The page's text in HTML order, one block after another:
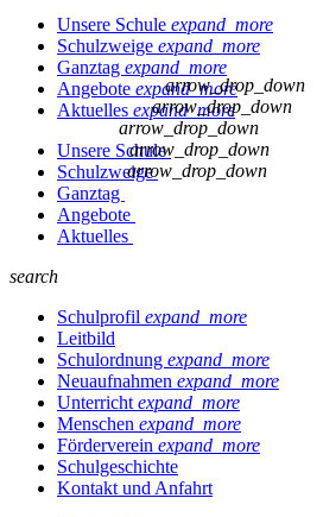
Unsere Schule expand_more
Schulzweige expand_more
Ganztag expand_more
Angebote expand_more
Aktuelles expand_more
Unsere Schule
arrow_drop_down
Schulzweige
arrow_drop_down
Ganztag
arrow_drop_down
Angebote
arrow_drop_down
Aktuelles
arrow_drop_down
search
Schulprofil expand_more
Leitbild
Schulordnung expand_more
Neuaufnahmen expand_more
Unterricht expand_more
Menschen expand_more
Förderverein expand_more
Schulgeschichte
Kontakt und Anfahrt